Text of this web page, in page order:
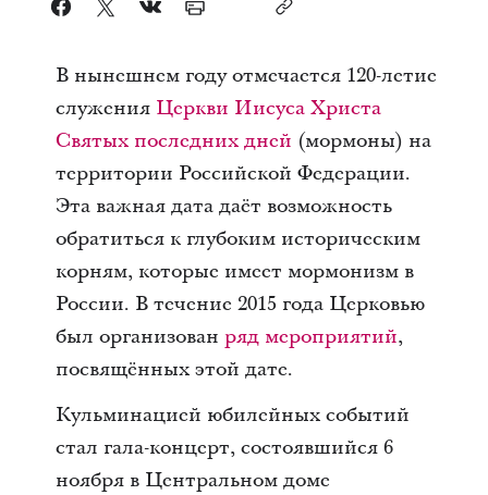
В нынешнем году отмечается 120-летие
служения Церкви Иисуса Христа
Святых последних дней (мормоны) на
территории Российской Федерации.
Эта важная дата даёт возможность
обратиться к глубоким историческим
корням, которые имеет мормонизм в
России. В течение 2015 года Церковью
был организован ряд мероприятий,
посвящённых этой дате.
Кульминацией юбилейных событий
стал гала-концерт, состоявшийся 6
ноября в Центральном доме